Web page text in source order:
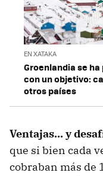
EN XATAKA
Groenlandia se
con un objetivo:
otros países
Ventajas... y
que si bien cada
cobraban más de